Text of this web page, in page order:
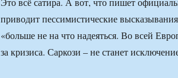
приводит пессимистические
«больше не на что надеяться. Во всей
за кризиса. Саркози – не станет